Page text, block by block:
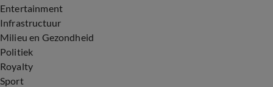
Entertainment
Infrastructuur
Milieu en Gezondheid
Politiek
Royalty
Sport